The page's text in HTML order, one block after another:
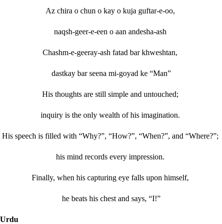
Az chira o chun o kay o kuja guftar-e-oo,
naqsh-geer-e-een o aan andesha-ash
Chashm-e-geeray-ash fatad bar khweshtan,
dastkay bar seena mi-goyad ke “Man”
His thoughts are still simple and untouched;
inquiry is the only wealth of his imagination.
His speech is filled with “Why?”, “How?”, “When?”, and “Where?”;
his mind records every impression.
Finally, when his capturing eye falls upon himself,
he beats his chest and says, “I!”
Urdu